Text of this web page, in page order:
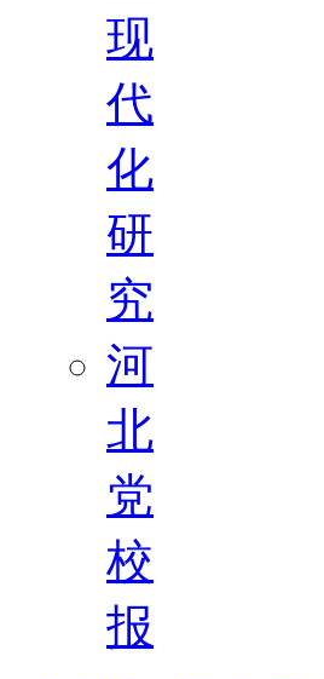
现
代
化
研
究
河
北
党
校
报